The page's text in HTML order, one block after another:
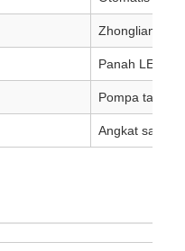
Zhonglian
Panah LED
Pompa tangan
Angkat